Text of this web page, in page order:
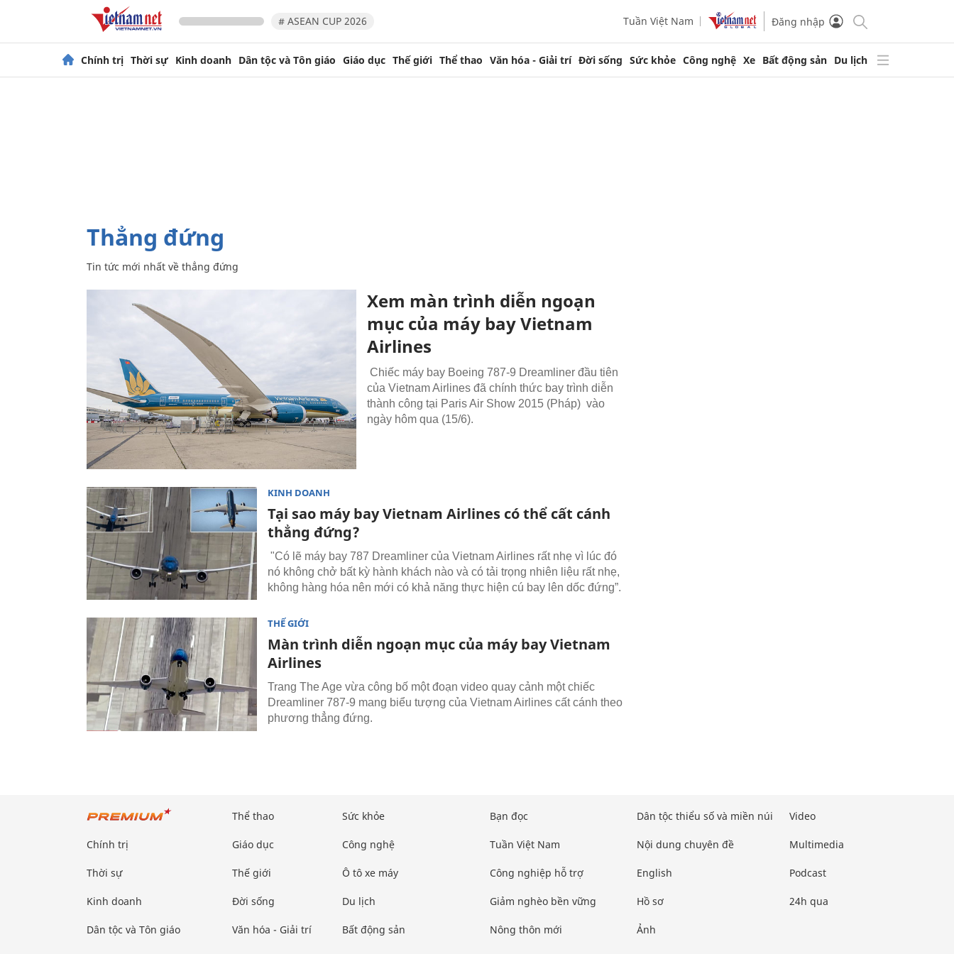
# ASEAN CUP 2026 Tuần Việt Nam Đăng nhập
Chính trị Thời sự Kinh doanh Dân tộc và Tôn giáo Giáo dục Thế giới Thể thao Văn hóa - Giải trí Đời sống Sức khỏe Công nghệ Xe Bất động sản Du lịch
thẳng đứng
Tin tức mới nhất về thẳng đứng
Xem màn trình diễn ngoạn
mục của máy bay Vietnam
Airlines
Chiếc máy bay Boeing 787-9 Dreamliner đầu tiên
của Vietnam Airlines đã chính thức bay trình diễn
thành công tại Paris Air Show 2015 (Pháp) vào
ngày hôm qua (15/6).
KINH DOANH
Tại sao máy bay Vietnam Airlines có thể cất cánh
thẳng đứng?
"Có lẽ máy bay 787 Dreamliner của Vietnam Airlines rất nhẹ vì lúc đó
nó không chở bất kỳ hành khách nào và có tải trọng nhiên liệu rất nhẹ,
không hàng hóa nên mới có khả năng thực hiện cú bay lên dốc đứng”.
THẾ GIỚI
Màn trình diễn ngoạn mục của máy bay Vietnam
Airlines
Trang The Age vừa công bố một đoạn video quay cảnh một chiếc
Dreamliner 787-9 mang biểu tượng của Vietnam Airlines cất cánh theo
phương thẳng đứng.
Chính trị
Thời sự
Kinh doanh
Dân tộc và Tôn giáo
Thể thao
Giáo dục
Thế giới
Đời sống
Văn hóa - Giải trí
Sức khỏe
Công nghệ
Ô tô xe máy
Du lịch
Bất động sản
Bạn đọc
Tuần Việt Nam
Công nghiệp hỗ trợ
Giảm nghèo bền vững
Nông thôn mới
Dân tộc thiểu số và miền núi
Nội dung chuyên đề
English
Hồ sơ
Ảnh
Video
Multimedia
Podcast
24h qua